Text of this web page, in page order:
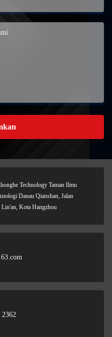
Technology Taman Ilmu
Danau Qianshan, Jalan
Kota Hangzhou
2362